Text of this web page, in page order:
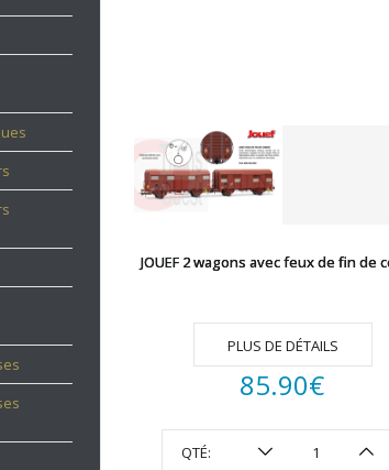
JOUEF 2 wagons avec feux de fin de
PLUS DE DÉTAILS
85.90€
QTÉ: